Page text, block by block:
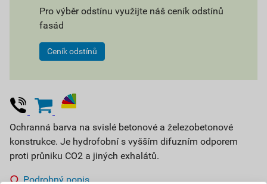
Pro výběr odstínu využijte náš ceník odstínů
fasád
Ceník odstínů
Ochranná barva na svislé betonové a železobetonové
konstrukce. Je hydrofobní s vyšším difuzním odporem
proti průniku CO2 a jiných exhalátů.
Podrobný popis